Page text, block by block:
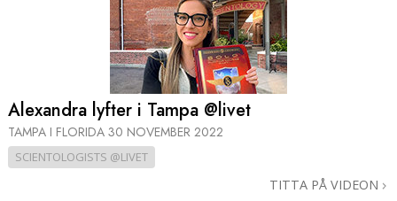
Alexandra lyfter i Tampa @livet
TAMPA I FLORIDA 30 NOVEMBER 2022
SCIENTOLOGISTS @LIVET
TITTA PÅ VIDEON